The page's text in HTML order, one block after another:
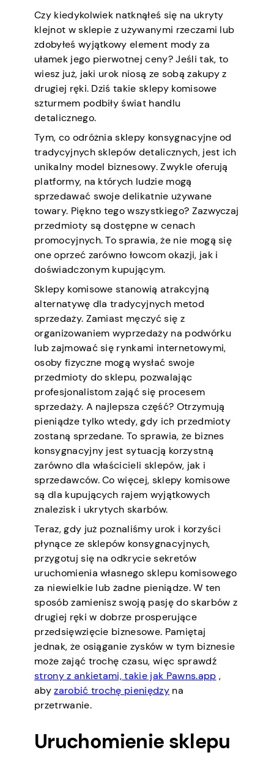
Czy kiedykolwiek natknąłeś się na ukryty
klejnot w sklepie z używanymi rzeczami lub
zdobyłeś wyjątkowy element mody za
ułamek jego pierwotnej ceny? Jeśli tak, to
wiesz już, jaki urok niosą ze sobą zakupy z
drugiej ręki. Dziś takie sklepy komisowe
szturmem podbiły świat handlu
detalicznego.
Tym, co odróżnia sklepy konsygnacyjne od
tradycyjnych sklepów detalicznych, jest ich
unikalny model biznesowy. Zwykle oferują
platformy, na których ludzie mogą
sprzedawać swoje delikatnie używane
towary. Piękno tego wszystkiego? Zazwyczaj
przedmioty są dostępne w cenach
promocyjnych. To sprawia, że nie mogą się
one oprzeć zarówno łowcom okazji, jak i
doświadczonym kupującym.
Sklepy komisowe stanowią atrakcyjną
alternatywę dla tradycyjnych metod
sprzedaży. Zamiast męczyć się z
organizowaniem wyprzedaży na podwórku
lub zajmować się rynkami internetowymi,
osoby fizyczne mogą wysłać swoje
przedmioty do sklepu, pozwalając
profesjonalistom zająć się procesem
sprzedaży. A najlepsza część? Otrzymują
pieniądze tylko wtedy, gdy ich przedmioty
zostaną sprzedane. To sprawia, że biznes
konsygnacyjny jest sytuacją korzystną
zarówno dla właścicieli sklepów, jak i
sprzedawców. Co więcej, sklepy komisowe
są dla kupujących rajem wyjątkowych
znalezisk i ukrytych skarbów.
Teraz, gdy już poznaliśmy urok i korzyści
płynące ze sklepów konsygnacyjnych,
przygotuj się na odkrycie sekretów
uruchomienia własnego sklepu komisowego
za niewielkie lub żadne pieniądze. W ten
sposób zamienisz swoją pasję do skarbów z
drugiej ręki w dobrze prosperujące
przedsięwzięcie biznesowe. Pamiętaj
jednak, że osiąganie zysków w tym biznesie
może zająć trochę czasu, więc sprawdź
strony z ankietami, takie jak Pawns.app ,
abyzarobić trochę pieniędzyna
przetrwanie.
Uruchomienie sklepu